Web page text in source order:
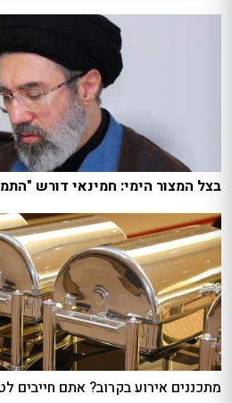
בצל המצור הימי: חמינאי דורש
מתכננים אירוע בקרוב? אתם חייבים